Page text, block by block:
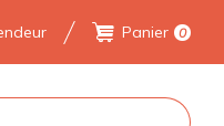
Panier 0